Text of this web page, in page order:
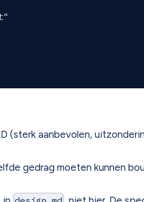
(sterk aanbevolen,
gedrag moeten kunnen